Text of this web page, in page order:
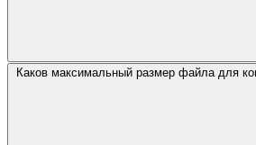
Каков максимальный размер файла для